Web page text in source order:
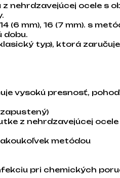
nehrdzavejúcej ocele s
(6 mm), 16 (7 mm). s
dobu.
typ), ktorá
vysokú presnosť,
z nehrdzavejúcej ocele
metódou
pri chemických